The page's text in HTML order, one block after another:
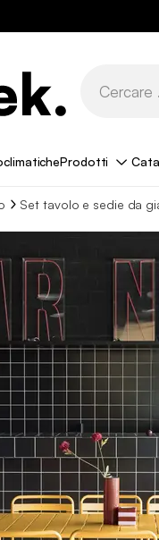
Prodotti
Set tavolo e sedie da